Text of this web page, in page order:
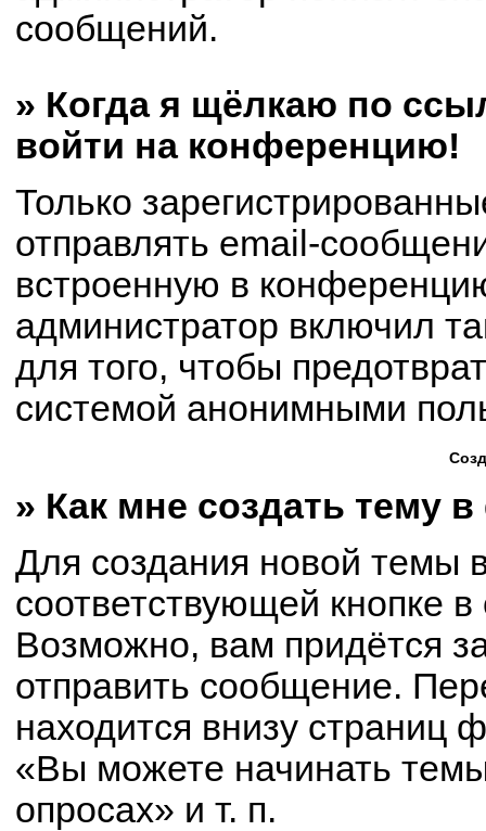
сообщений.
» Когда я щёлкаю по
войти на конференцию!
Только
отправлять email-
встроенную в
администратор включил
для того, чтобы
системой анонимными
» Как мне создать тему
Для создания новой темы
соответствующей кнопке
Возможно, вам придётся
отправить сообщение.
находится внизу
«Вы можете начинать
опросах» и т. п.